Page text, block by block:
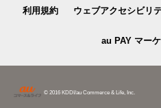
利用規約 ウェブアクセシビリ
au PAY マー
© 2016 KDDI/au Commerce & Life, Inc.